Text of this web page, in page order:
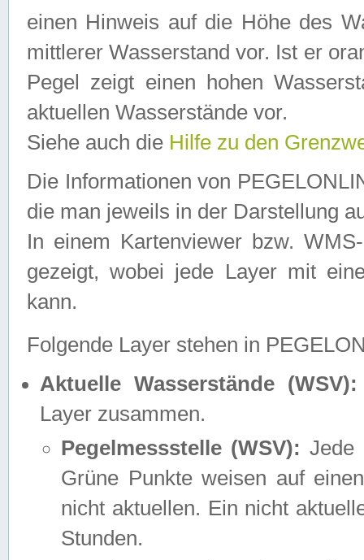
einen Hinweis auf die Höhe des
mittlerer Wasserstand vor. Ist er
Pegel zeigt einen hohen
aktuellen Wasserstände vor.
Siehe auch die Hilfe zu den
Die Informationen von
die man jeweils in der Darstellung
In einem Kartenviewer bzw.
gezeigt, wobei jede Layer mit
kann.
Folgende Layer stehen in
Aktuelle Wasserstände (WSV):
Layer zusammen.
Pegelmessstelle (WSV): Jede
Grüne Punkte weisen auf
nicht aktuellen. Ein nicht
Stunden.